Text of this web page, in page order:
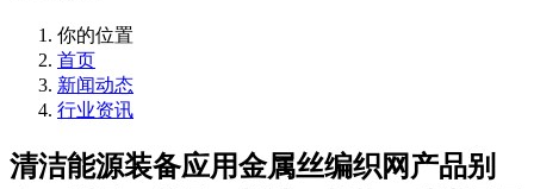
你的位置
首页
新闻动态
行业资讯
清洁能源装备应用金属丝编织网产品别